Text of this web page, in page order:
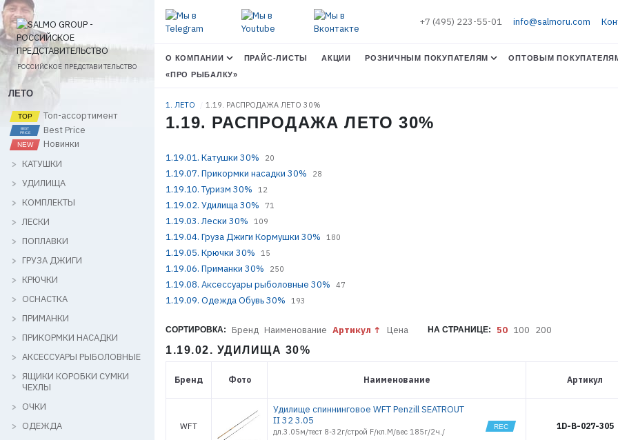
РОССИЙСКОЕ ПРЕДСТАВИТЕЛЬСТВО
ЛЕТО
Топ-ассортимент
Best Price
Новинки
КАТУШКИ
УДИЛИЩА
КОМПЛЕКТЫ
ЛЕСКИ
ПОПЛАВКИ
ГРУЗА ДЖИГИ
КРЮЧКИ
ОСНАСТКА
ПРИМАНКИ
ПРИКОРМКИ НАСАДКИ
АКСЕССУАРЫ РЫБОЛОВНЫЕ
ЯЩИКИ КОРОБКИ СУМКИ
ЧЕХЛЫ
ОЧКИ
ОДЕЖДА
+7 (495) 223-55-01 info@salmoru.com
О КОМПАНИИ ПРАЙС-ЛИСТЫ АКЦИИ РОЗНИЧНЫМ ПОКУПАТЕЛЯМ ОПТОВЫМ
«ПРО РЫБАЛКУ»
1. ЛЕТО 1.19. РАСПРОДАЖА ЛЕТО 30%
1.19. РАСПРОДАЖА ЛЕТО 30%
1.19.01. Катушки 30% 20
1.19.07. Прикормки насадки 30% 28
1.19.10. Туризм 30% 12
1.19.02. Удилища 30% 71
1.19.03. Лески 30% 109
1.19.04. Груза Джиги Кормушки 30% 180
1.19.05. Крючки 30% 15
1.19.06. Приманки 30% 250
1.19.08. Аксессуары рыболовные 30% 47
1.19.09. Одежда Обувь 30% 193
СОРТИРОВКА: Бренд Наименование Артикул Цена НА СТРАНИЦЕ: 50 100 200
1.19.02. УДИЛИЩА 30%
Бренд Фото Наименование Артикул
WFT
Удилище спиннинговое WFT Penzill SEATROUT
II 32 3.05
дл.3.05м/тест 8-32г/строй F/кл.M/вес 185г/2ч./
1D-B-027-305